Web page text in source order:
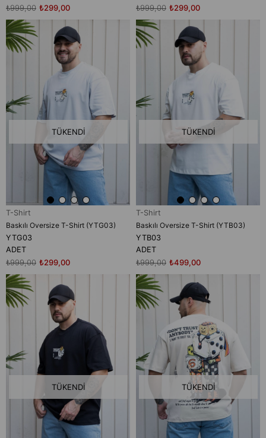
₺299,00
₺999,00 ₺299,00
₺999,00
TÜKENDI
T-Shirt
Baskılı Oversize T-Shirt (YTG03)
YTG03
ADET
₺299,00
₺999,00
TÜKENDI
T-Shirt
Baskılı Oversize T-Shirt (YTB03)
YTB03
ADET
₺499,00
₺999,00
TÜKENDI TÜKENDI